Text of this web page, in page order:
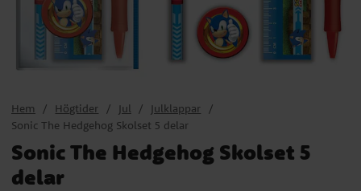
Hem Högtider Jul
Julklappar
Sonic The Hedgehog Skolset 5 delar
Sonic The Hedgehog Skolset 5
delar